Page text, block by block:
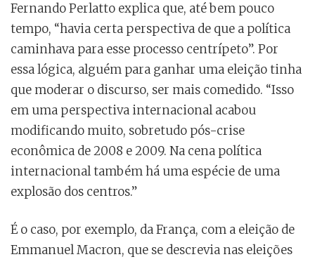
Fernando Perlatto explica que, até bem pouco
tempo, “havia certa perspectiva de que a política
caminhava para esse processo centrípeto”. Por
essa lógica, alguém para ganhar uma eleição tinha
que moderar o discurso, ser mais comedido. “Isso
em uma perspectiva internacional acabou
modificando muito, sobretudo pós-crise
econômica de 2008 e 2009. Na cena política
internacional também há uma espécie de uma
explosão dos centros.”
É o caso, por exemplo, da França, com a eleição de
Emmanuel Macron, que se descrevia nas eleições